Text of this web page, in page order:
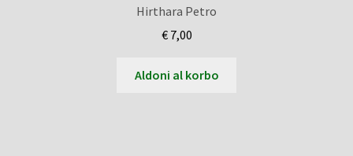
Hirthara Petro
€7,00
Aldoni al korbo